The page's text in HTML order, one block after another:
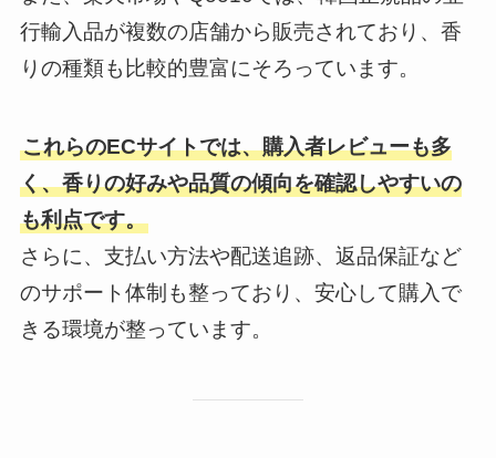
行輸入品が複数の店舗から販売されており、香
りの種類も比較的豊富にそろっています。
これらのECサイトでは、購入者レビューも多
く、香りの好みや品質の傾向を確認しやすいの
も利点です。
さらに、支払い方法や配送追跡、返品保証など
のサポート体制も整っており、安心して購入で
きる環境が整っています。